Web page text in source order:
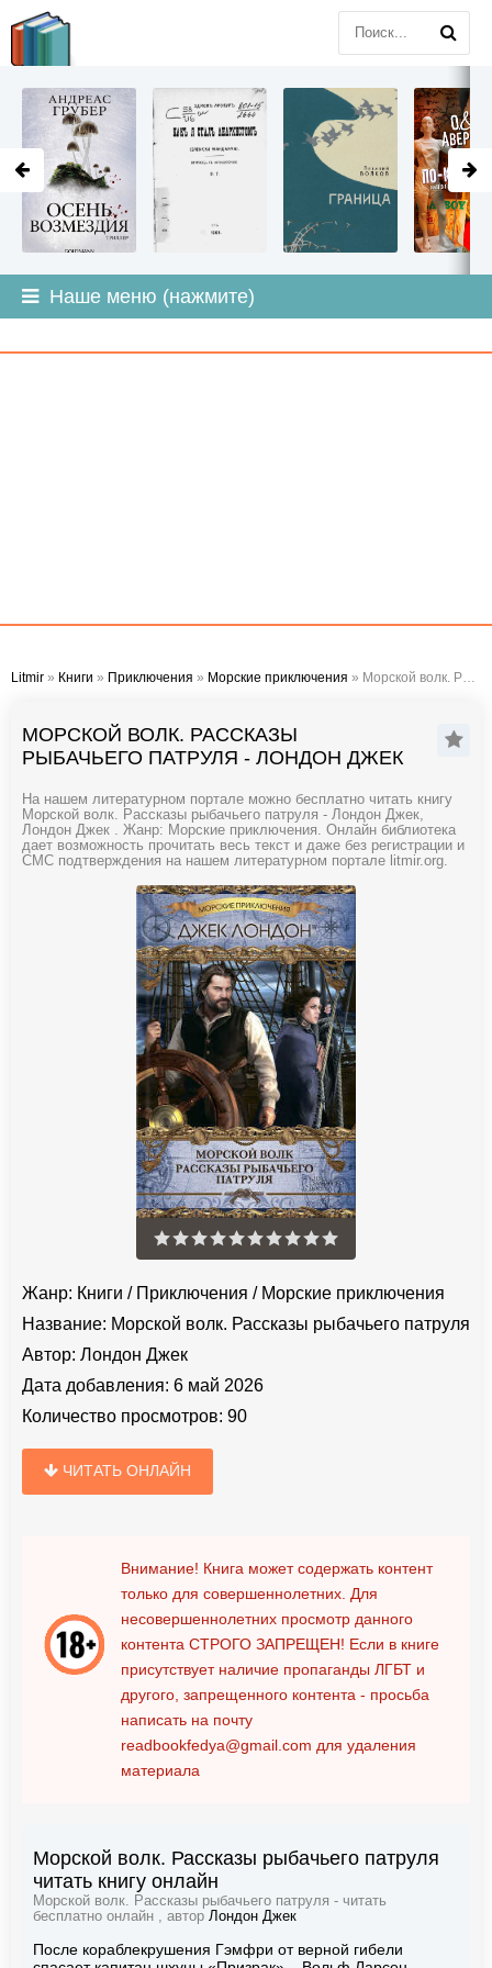
Наше меню (нажмите)
Litmir » Книги » Приключения » Морские приключения » Морской волк. Рассказы рыбачьего патруля - Лондон Джек
МОРСКОЙ ВОЛК. РАССКАЗЫ
РЫБАЧЬЕГО ПАТРУЛЯ - ЛОНДОН ДЖЕК
На нашем литературном портале можно бесплатно читать книгу
Морской волк. Рассказы рыбачьего патруля - Лондон Джек,
Лондон Джек . Жанр: Морские приключения. Онлайн библиотека
дает возможность прочитать весь текст и даже без регистрации и
СМС подтверждения на нашем литературном портале litmir.org.
Жанр: Книги / Приключения / Морские приключения
Название: Морской волк. Рассказы рыбачьего патруля
Автор: Лондон Джек
Дата добавления: 6 май 2026
Количество просмотров: 90
ЧИТАТЬ ОНЛАЙН
Внимание! Книга может содержать контент
только для совершеннолетних. Для
несовершеннолетних просмотр данного
контента СТРОГО ЗАПРЕЩЕН! Если в книге
присутствует наличие пропаганды ЛГБТ и
другого, запрещенного контента - просьба
написать на почту
readbookfedya@gmail.com для удаления
материала
Морской волк. Рассказы рыбачьего патруля
читать книгу онлайн
Морской волк. Рассказы рыбачьего патруля - читать
бесплатно онлайн , автор Лондон Джек
После кораблекрушения Гэмфри от верной гибели
LITMIR.ORG